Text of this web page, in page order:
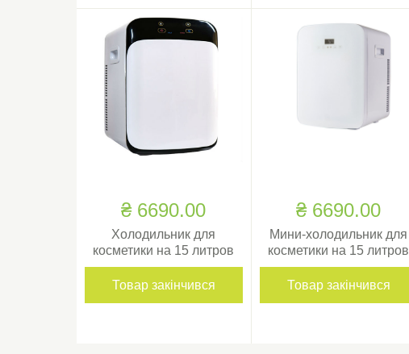
₴ 6690.00
Холодильник для
косметики на 15 литров
Товар закінчився
₴ 6690.00
Мини-холодильник для
косметики на 15 литров
Товар закінчився